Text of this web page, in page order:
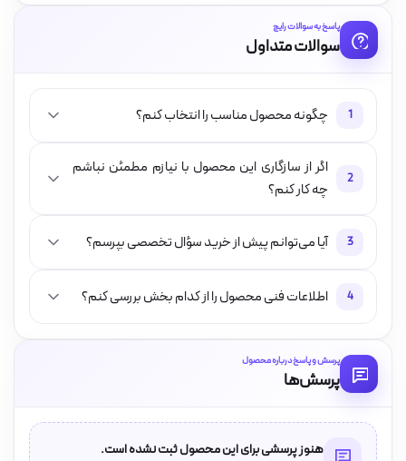
پاسخ به سوالات رایج
سوالات متداول
1 چگونه محصول مناسب را انتخاب کنم؟
2
اگر از سازگاری این محصول با نیازم مطمئن نباشم
چه کار کنم؟
3 آیا می‌توانم پیش از خرید سؤال تخصصی بپرسم؟
4 اطلاعات فنی محصول را از کدام بخش بررسی کنم؟
پرسش و پاسخ درباره محصول
پرسش‌ها
هنوز پرسشی برای این محصول ثبت نشده است.